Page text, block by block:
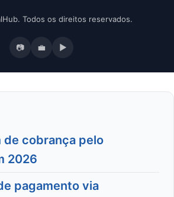
Todos os direitos reservados.
📷 💼 ▶
cobrança pelo
2026
pagamento via